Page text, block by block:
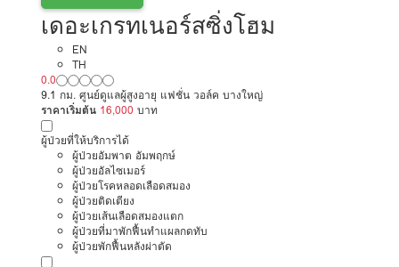
เดอะเกรทเนอร์สซิ่งโฮม
EN
TH
0.0
9.1 กม. ศูนย์ดูแลผู้สูงอายุ แฟชั่น วอล์ค บางใหญ่
ราคาเริ่มต้น 16,000 บาท
ผู้ป่วยที่ให้บริการได้
ผู้ป่วยอัมพาต อัมพฤกษ์
ผู้ป่วยอัลไซเมอร์
ผู้ป่วยโรคหลอดเลือดสมอง
ผู้ป่วยติดเตียง
ผู้ป่วยเส้นเลือดสมองแตก
ผู้ป่วยที่มาพักฟื้นทำแผลกดทับ
ผู้ป่วยพักฟื้นหลังผ่าตัด